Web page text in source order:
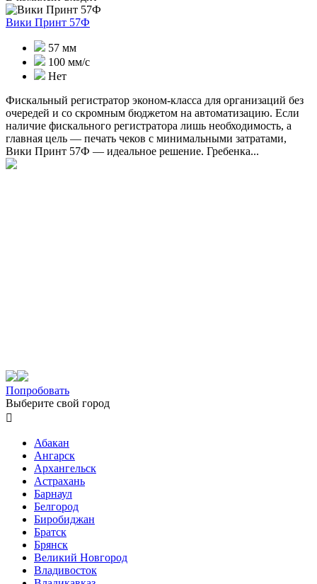
Вики Принт 57Ф
57 мм
100 мм/с
Нет
Фискальный регистратор эконом-класса для организаций без
очередей и со скромным бюджетом на автоматизацию. Если
наличие фискального регистратора лишь необходимость, а
главная цель — печать чеков с минимальными затратами,
Вики Принт 57Ф — идеальное решение. Гребенка...
Попробовать
Выберите свой город

Абакан
Ангарск
Архангельск
Астрахань
Барнаул
Белгород
Биробиджан
Братск
Брянск
Великий Новгород
Владивосток